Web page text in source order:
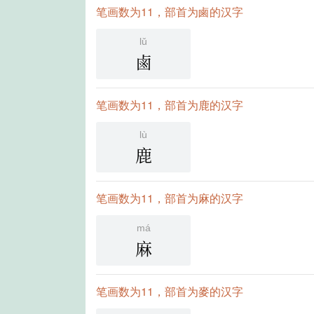
笔画数为11，部首为鹵的汉字
lǔ
鹵
笔画数为11，部首为鹿的汉字
lù
鹿
笔画数为11，部首为麻的汉字
má
麻
笔画数为11，部首为麥的汉字